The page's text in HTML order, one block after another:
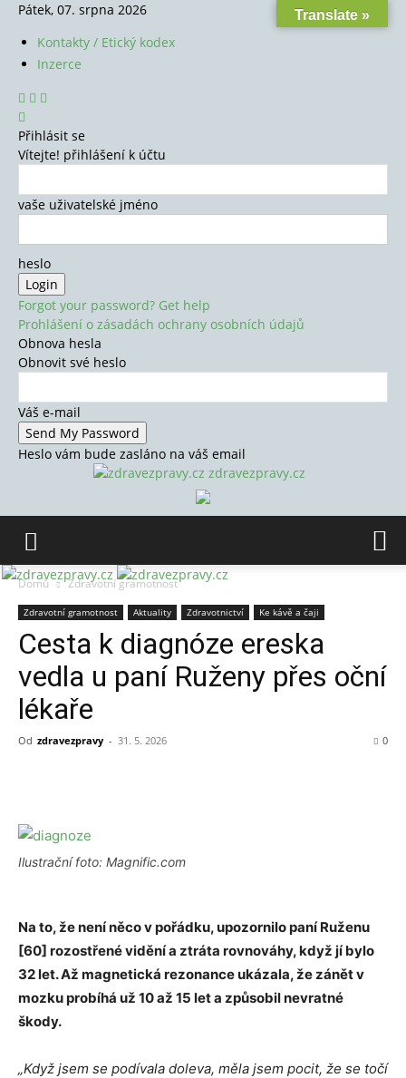
Pátek, 07. srpna 2026
Kontakty / Etický kodex
Inzerce
Přihlásit se
Vítejte! přihlášení k účtu
vaše uživatelské jméno
heslo
Forgot your password? Get help
Prohlášení o zásadách ochrany osobních údajů
Obnova hesla
Obnovit své heslo
Váš e-mail
Heslo vám bude zasláno na váš email
zdravezpravy.cz
Domů Zdravotní gramotnost
Zdravotní gramotnost Aktuality Zdravotnictví Ke kávě a čaji
Cesta k diagnóze ereska
vedla u paní Ruženy přes oční
lékaře
Od zdravezpravy - 31. 5. 2026 0
Ilustrační foto: Magnific.com
Na to, že není něco v pořádku, upozornilo paní Ruženu
[60] rozostřené vidění a ztráta rovnováhy, když jí bylo
32 let. Až magnetická rezonance ukázala, že zánět v
mozku probíhá už 10 až 15 let a způsobil nevratné
škody.
„Když jsem se podívala doleva, měla jsem pocit, že se točí
Translate »